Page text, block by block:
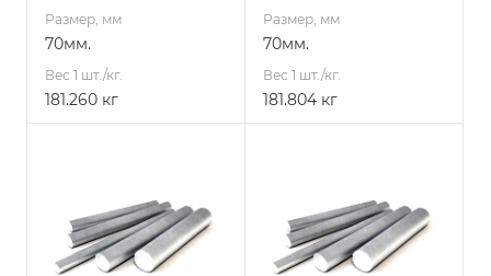
Размер, мм
70мм.
Вес 1 шт./кг.
181.260 кг
Размер, мм
70мм.
Вес 1 шт./кг.
181.804 кг